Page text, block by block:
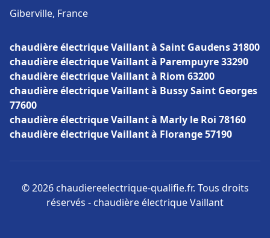
Giberville, France
chaudière électrique Vaillant à Saint Gaudens 31800
chaudière électrique Vaillant à Parempuyre 33290
chaudière électrique Vaillant à Riom 63200
chaudière électrique Vaillant à Bussy Saint Georges
77600
chaudière électrique Vaillant à Marly le Roi 78160
chaudière électrique Vaillant à Florange 57190
© 2026 chaudiereelectrique-qualifie.fr. Tous droits
réservés - chaudière électrique Vaillant